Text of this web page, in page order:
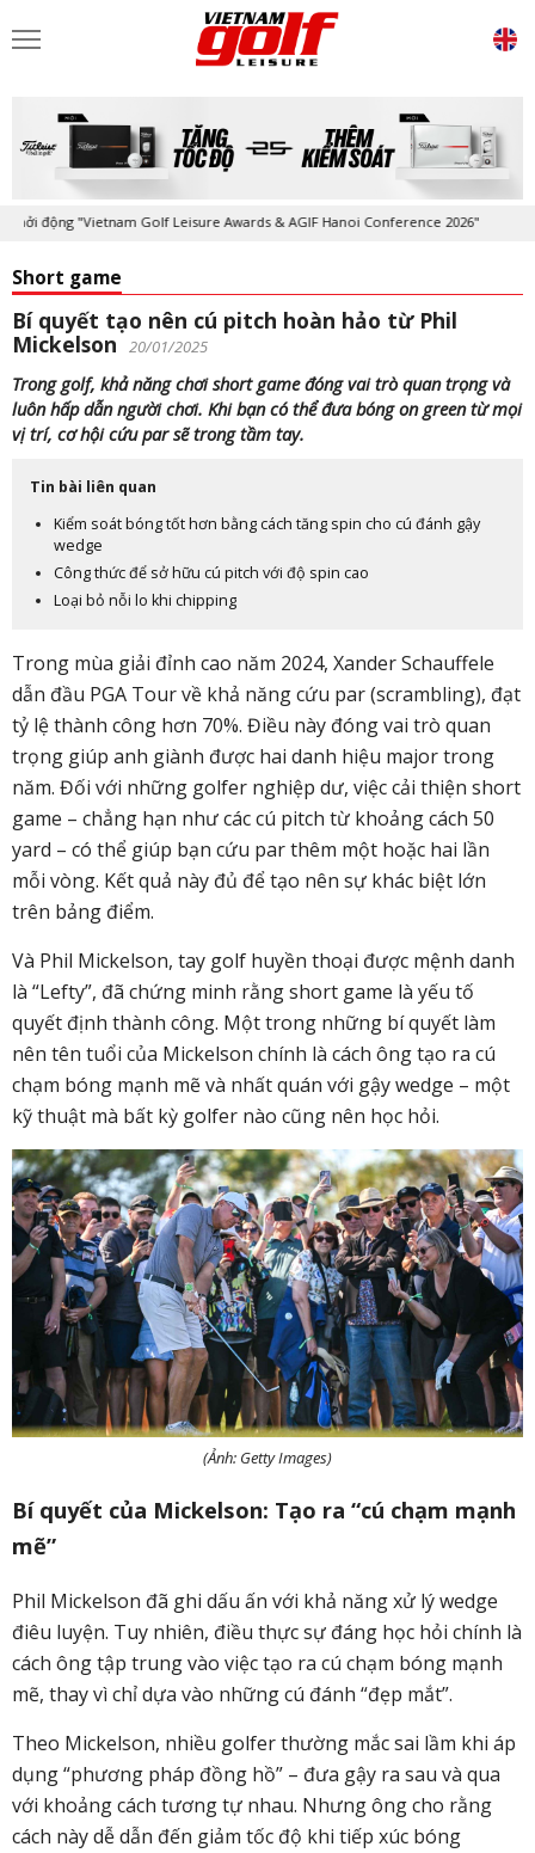
động "Vietnam Golf Leisure Awards & AGIF Hanoi Conference 2026"
Short game
Bí quyết tạo nên cú pitch hoàn hảo từ Phil
Mickelson
20/01/2025
Trong golf, khả năng chơi short game đóng vai trò quan trọng và
luôn hấp dẫn người chơi. Khi bạn có thể đưa bóng on green từ mọi
vị trí, cơ hội cứu par sẽ trong tầm tay.
Tin bài liên quan
Kiểm soát bóng tốt hơn bằng cách tăng spin cho cú đánh gậy
wedge
Công thức để sở hữu cú pitch với độ spin cao
Loại bỏ nỗi lo khi chipping
Trong mùa giải đỉnh cao năm 2024, Xander Schauffele
dẫn đầu PGA Tour về khả năng cứu par (scrambling), đạt
tỷ lệ thành công hơn 70%. Điều này đóng vai trò quan
trọng giúp anh giành được hai danh hiệu major trong
năm. Đối với những golfer nghiệp dư, việc cải thiện short
game – chẳng hạn như các cú pitch từ khoảng cách 50
yard – có thể giúp bạn cứu par thêm một hoặc hai lần
mỗi vòng. Kết quả này đủ để tạo nên sự khác biệt lớn
trên bảng điểm.
Và Phil Mickelson, tay golf huyền thoại được mệnh danh
là “Lefty”, đã chứng minh rằng short game là yếu tố
quyết định thành công. Một trong những bí quyết làm
nên tên tuổi của Mickelson chính là cách ông tạo ra cú
chạm bóng mạnh mẽ và nhất quán với gậy wedge – một
kỹ thuật mà bất kỳ golfer nào cũng nên học hỏi.
(Ảnh: Getty Images)
Bí quyết của Mickelson: Tạo ra “cú chạm mạnh
mẽ”
Phil Mickelson đã ghi dấu ấn với khả năng xử lý wedge
điêu luyện. Tuy nhiên, điều thực sự đáng học hỏi chính là
cách ông tập trung vào việc tạo ra cú chạm bóng mạnh
mẽ, thay vì chỉ dựa vào những cú đánh “đẹp mắt”.
Theo Mickelson, nhiều golfer thường mắc sai lầm khi áp
dụng “phương pháp đồng hồ” – đưa gậy ra sau và qua
với khoảng cách tương tự nhau. Nhưng ông cho rằng
cách này dễ dẫn đến giảm tốc độ khi tiếp xúc bóng